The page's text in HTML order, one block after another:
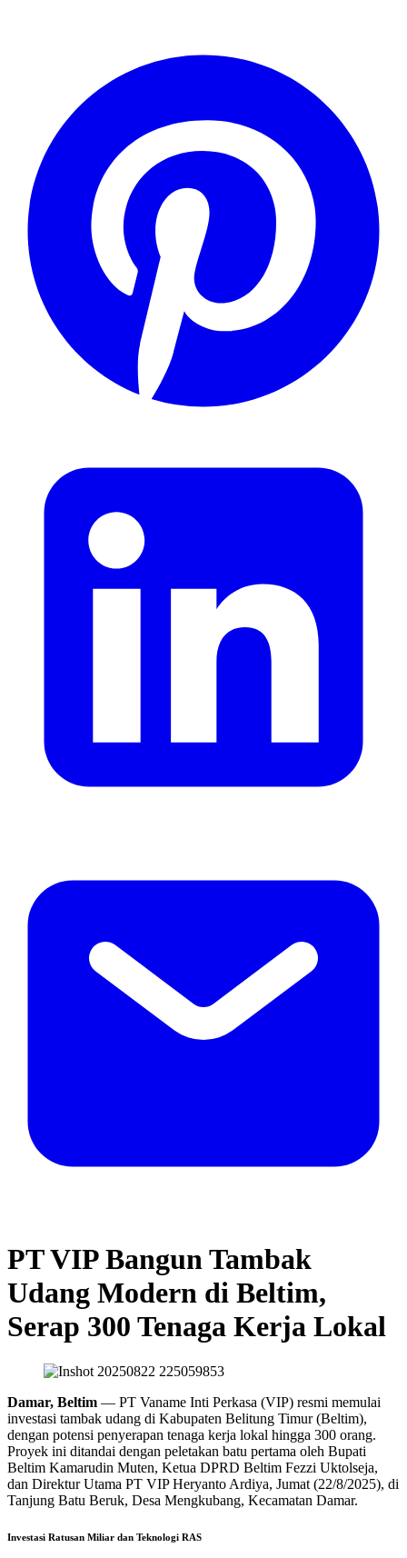
PT VIP Bangun Tambak
Udang Modern di Beltim,
Serap 300 Tenaga Kerja Lokal
Damar, Beltim — PT Vaname Inti Perkasa (VIP) resmi memulai
investasi tambak udang di Kabupaten Belitung Timur (Beltim),
dengan potensi penyerapan tenaga kerja lokal hingga 300 orang.
Proyek ini ditandai dengan peletakan batu pertama oleh Bupati
Beltim Kamarudin Muten, Ketua DPRD Beltim Fezzi Uktolseja,
dan Direktur Utama PT VIP Heryanto Ardiya, Jumat (22/8/2025), di
Tanjung Batu Beruk, Desa Mengkubang, Kecamatan Damar.
Investasi Ratusan Miliar dan Teknologi RAS